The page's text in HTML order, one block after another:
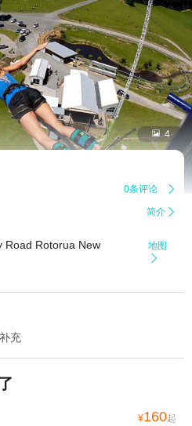
 4
0条评论 
简介 
Road Rotorua New
地图

充
¥160起